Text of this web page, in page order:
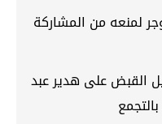
لمنعه من المشاركة
القبض على هدير عبد